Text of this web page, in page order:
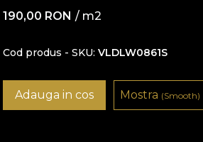
190,00 RON / m2
Cod produs - SKU VLDLW0861S
Adauga in cos Mostra (Smooth)